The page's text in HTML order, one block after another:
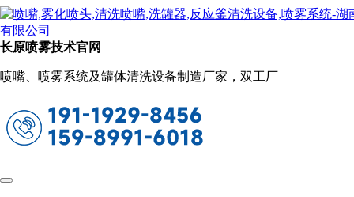
长原喷雾技术官网
喷嘴、喷雾系统及罐体清洗设备制造厂家，双工厂
新闻动态
当前位置：
制造业中空气雾化喷嘴的重要性（探究空
2023-06-25 10:00:25 阅读量：642
常见的喷涂设备，可以将液体物质通过压缩空气雾化成微小的